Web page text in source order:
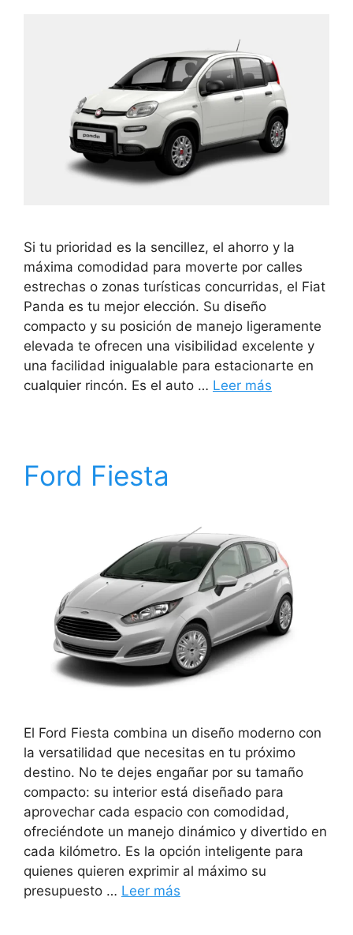
Si tu prioridad es la sencillez, el ahorro y la
máxima comodidad para moverte por calles
estrechas o zonas turísticas concurridas, el Fiat
Panda es tu mejor elección. Su diseño
compacto y su posición de manejo ligeramente
elevada te ofrecen una visibilidad excelente y
una facilidad inigualable para estacionarte en
cualquier rincón. Es el auto … Leer más
Ford Fiesta
El Ford Fiesta combina un diseño moderno con
la versatilidad que necesitas en tu próximo
destino. No te dejes engañar por su tamaño
compacto: su interior está diseñado para
aprovechar cada espacio con comodidad,
ofreciéndote un manejo dinámico y divertido en
cada kilómetro. Es la opción inteligente para
quienes quieren exprimir al máximo su
presupuesto … Leer más